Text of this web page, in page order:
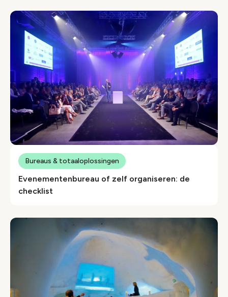
Evenementenbureau of zelf organiseren: de
checklist
Bureaus & totaaloplossingen